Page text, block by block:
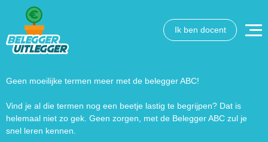
Ik ben docent
Geen moeilijke termen meer met de belegger ABC!
Vind je al die termen nog een beetje lastig te begrijpen? Dat is
helemaal niet zo gek. Geen zorgen, met de Belegger ABC zul je
snel leren kennen.
Wat wil je opzoeken?
hebben? We helpen je graag een handje.
Zoek
naar:
Zoekknop